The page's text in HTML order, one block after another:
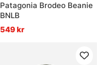
Patagonia Brodeo Beanie
BNLB
549 kr